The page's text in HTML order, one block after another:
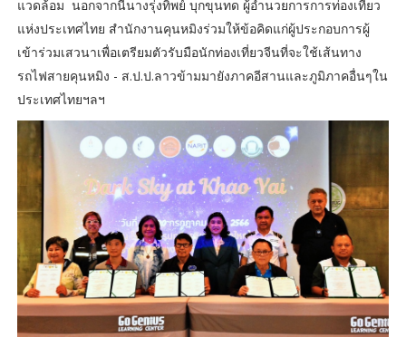
แวดล้อม นอกจากนี้นางรุ่งทิพย์ บุกขุนทด ผู้อำนวยการการท่องเที่ยว
แห่งประเทศไทย สำนักงานคุนหมิงร่วมให้ข้อคิดแก่ผู้ประกอบการผู้
เข้าร่วมเสวนาเพื่อเตรียมตัวรับมือนักท่องเที่ยวจีนที่จะใช้เส้นทาง
รถไฟสายคุนหมิง - ส.ป.ป.ลาวข้ามมายังภาคอีสานและภูมิภาคอื่นๆใน
ประเทศไทยฯลฯ